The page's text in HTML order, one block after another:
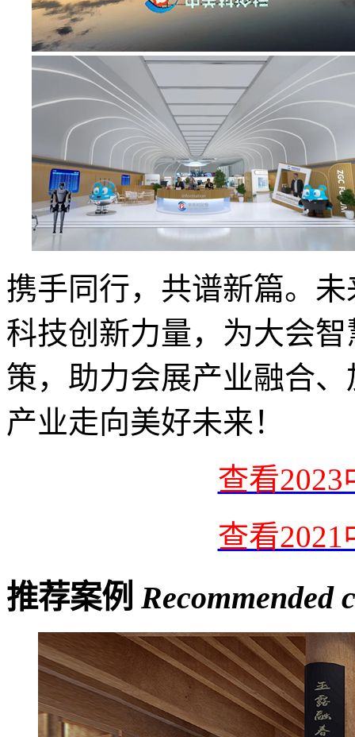
携手同行，共谱新篇。
科技创新力量，为大会
策，助力会展产业融合
产业走向美好未来！
查看
查看
推荐案例 Recommended